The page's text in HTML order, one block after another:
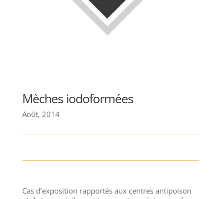
Mèches iodoformées
Août, 2014
Cas d’exposition rapportés aux centres antipoison